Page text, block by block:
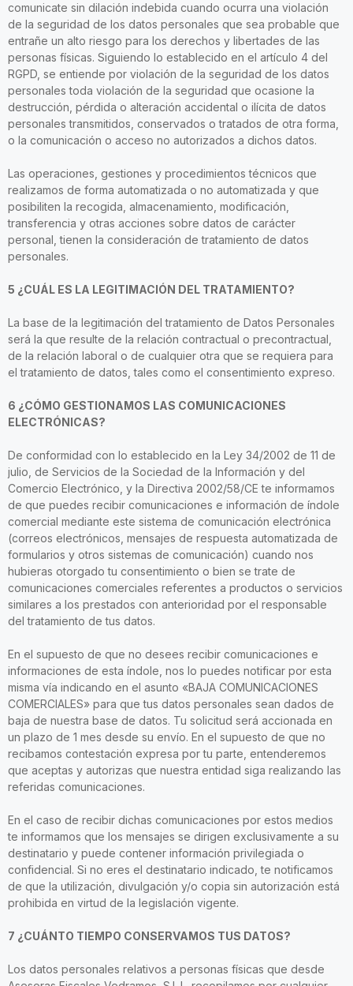
comunicate sin dilación indebida cuando ocurra una violación
de la seguridad de los datos personales que sea probable que
entrañe un alto riesgo para los derechos y libertades de las
personas físicas. Siguiendo lo establecido en el artículo 4 del
RGPD, se entiende por violación de la seguridad de los datos
personales toda violación de la seguridad que ocasione la
destrucción, pérdida o alteración accidental o ilícita de datos
personales transmitidos, conservados o tratados de otra forma,
o la comunicación o acceso no autorizados a dichos datos.
Las operaciones, gestiones y procedimientos técnicos que
realizamos de forma automatizada o no automatizada y que
posibiliten la recogida, almacenamiento, modificación,
transferencia y otras acciones sobre datos de carácter
personal, tienen la consideración de tratamiento de datos
personales.
5 ¿CUÁL ES LA LEGITIMACIÓN DEL TRATAMIENTO?
La base de la legitimación del tratamiento de Datos Personales
será la que resulte de la relación contractual o precontractual,
de la relación laboral o de cualquier otra que se requiera para
el tratamiento de datos, tales como el consentimiento expreso.
6 ¿CÓMO GESTIONAMOS LAS COMUNICACIONES
ELECTRÓNICAS?
De conformidad con lo establecido en la Ley 34/2002 de 11 de
julio, de Servicios de la Sociedad de la Información y del
Comercio Electrónico, y la Directiva 2002/58/CE te informamos
de que puedes recibir comunicaciones e información de índole
comercial mediante este sistema de comunicación electrónica
(correos electrónicos, mensajes de respuesta automatizada de
formularios y otros sistemas de comunicación) cuando nos
hubieras otorgado tu consentimiento o bien se trate de
comunicaciones comerciales referentes a productos o servicios
similares a los prestados con anterioridad por el responsable
del tratamiento de tus datos.
En el supuesto de que no desees recibir comunicaciones e
informaciones de esta índole, nos lo puedes notificar por esta
misma vía indicando en el asunto «BAJA COMUNICACIONES
COMERCIALES» para que tus datos personales sean dados de
baja de nuestra base de datos. Tu solicitud será accionada en
un plazo de 1 mes desde su envío. En el supuesto de que no
recibamos contestación expresa por tu parte, entenderemos
que aceptas y autorizas que nuestra entidad siga realizando las
referidas comunicaciones.
En el caso de recibir dichas comunicaciones por estos medios
te informamos que los mensajes se dirigen exclusivamente a su
destinatario y puede contener información privilegiada o
confidencial. Si no eres el destinatario indicado, te notificamos
de que la utilización, divulgación y/o copia sin autorización está
prohibida en virtud de la legislación vigente.
7 ¿CUÁNTO TIEMPO CONSERVAMOS TUS DATOS?
Los datos personales relativos a personas físicas que desde